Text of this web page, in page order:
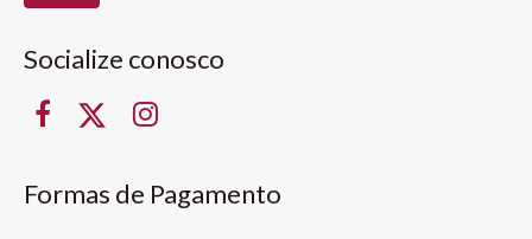
Socialize conosco
Formas de Pagamento